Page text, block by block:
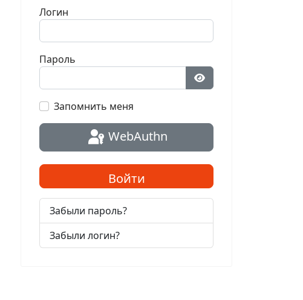
Логин
Пароль
Показать пароль
Запомнить меня
WebAuthn
Войти
Забыли пароль?
Забыли логин?